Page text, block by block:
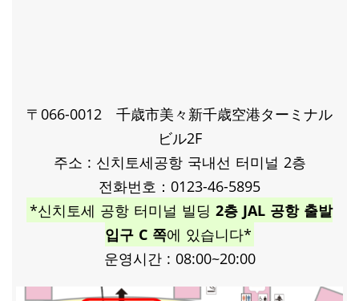
〒066-0012 千歳市美々新千歳空港ターミナル
ビル2F
주소 : 신치토세공항 국내선 터미널 2층
전화번호：0123-46-5895
*신치토세 공항 터미널 빌딩 2층 JAL 공항 출발
입구 C 쪽에 있습니다*
운영시간 : 08:00~20:00